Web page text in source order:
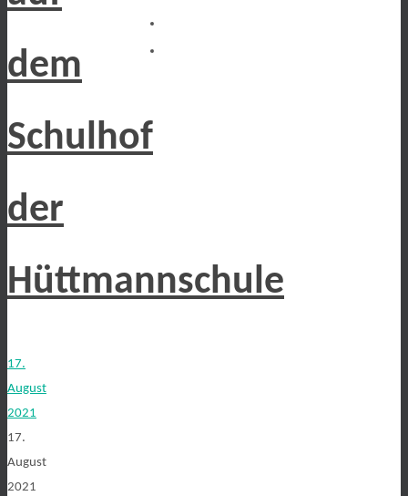
dem
Schulhof
der
Hüttmannschule
17.
August
2021
17.
August
2021